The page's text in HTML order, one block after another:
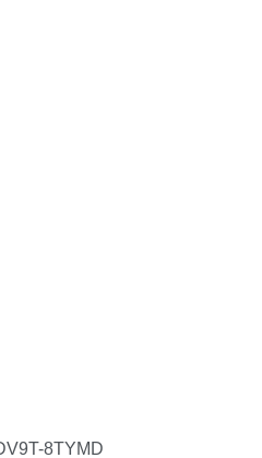
8TYMD